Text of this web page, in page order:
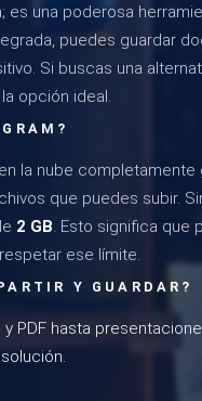
una poderosa
puedes guardar
Si buscas una
opción ideal.
la nube completamente
que puedes subir.
2 GB. Esto significa que
ese límite.
Y GUARDAR?
PDF hasta